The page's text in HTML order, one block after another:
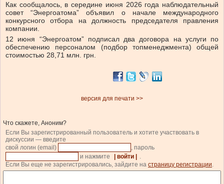
Как сообщалось, в середине июня 2026 года наблюдательный
совет “Энергоатома” объявил о начале международного
конкурсного отбора на должность председателя правления
компании.
12 июня “Энергоатом” подписал два договора на услуги по
обеспечению персоналом (подбор топменеджмента) общей
стоимостью 28,71 млн. грн.
версия для печати >>
Что скажете, Аноним?
Если Вы зарегистрированный пользователь и хотите участвовать в
дискуссии — введите
свой логин (email)
, пароль
и нажмите
| войти |
.
Если Вы еще не зарегистрировались, зайдите на страницу регистрации.